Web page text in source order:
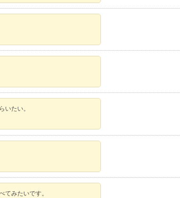
いたい。
てみたいです。